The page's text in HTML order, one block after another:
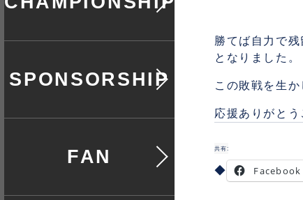
協賛
ファン
勝てば自力で
となりました。
この敗戦を生
応援ありがとう
共有:
Facebook